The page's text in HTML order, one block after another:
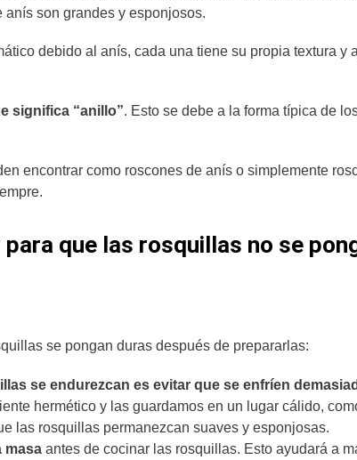
son grandes y esponjosos.
debido al anís, cada una tiene su propia textura y
significa “anillo”. Esto se debe a la forma típica de
encontrar como roscones de anís o simplemente
que las rosquillas no se
se pongan duras después de prepararlas:
se endurezcan es evitar que se enfríen
hermético y las guardamos en un lugar cálido,
las rosquillas permanezcan suaves y esponjosas.
masa antes de cocinar las rosquillas. Esto ayudará a